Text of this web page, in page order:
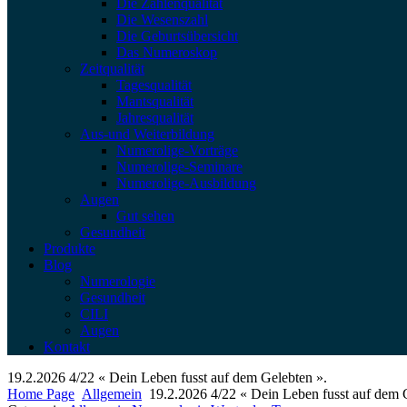
Die Zahlenqualität
Die Wesenszahl
Die Geburtsübersicht
Das Numeroskop
Zeitqualität
Tagesqualität
Mantsqualität
Jahresqualität
Aus-und Weiterbildung
Numerolige-Vorträge
Numerolige-Seminare
Numerolige-Ausbildung
Augen
Gut sehen
Gesundheit
Produkte
Blog
Numerologie
Gesundheit
CILI
Augen
Kontakt
19.2.2026 4/22 « Dein Leben fusst auf dem Gelebten ».
Home Page Allgemein 19.2.2026 4/22 « Dein Leben fusst auf dem